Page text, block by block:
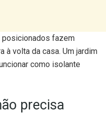
posicionados fazem
à volta da casa. Um jardim
como isolante
precisa